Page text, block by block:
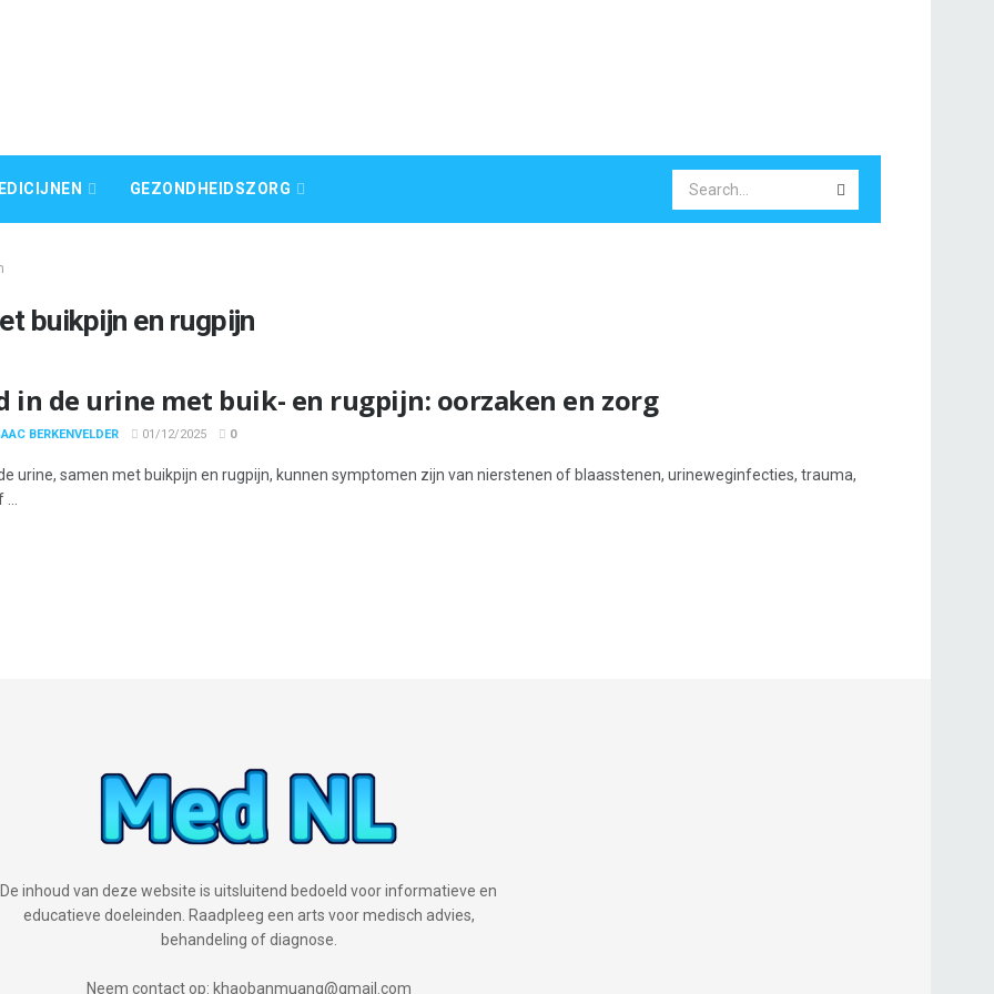
GEZONDHEIDSZORG
buikpijn en rugpijn
in de urine met buik- en rugpijn: oorzaken en zorg
BERKENVELDER 01/12/2025 0
urine, samen met buikpijn en rugpijn, kunnen symptomen zijn van nierstenen of blaasstenen, urineweginfecties, trauma,
De inhoud van deze website is uitsluitend bedoeld voor informatieve en
educatieve doeleinden. Raadpleeg een arts voor medisch advies,
behandeling of diagnose.
Neem contact op: khaobanmuang@gmail.com